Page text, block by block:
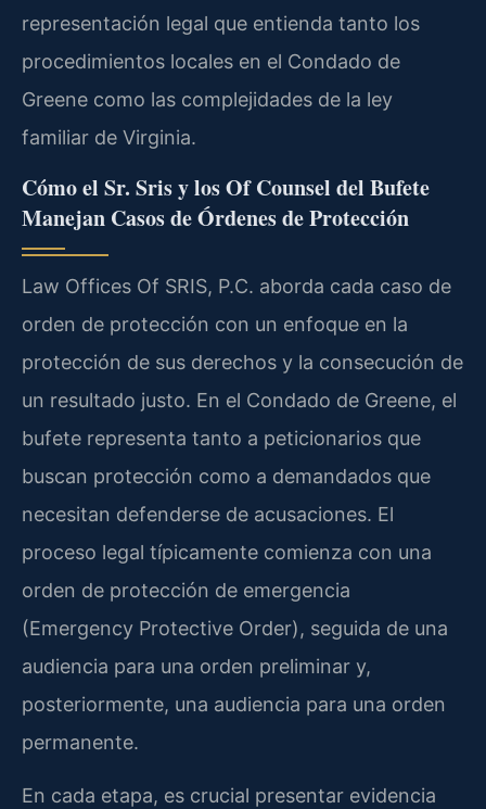
representación legal que entienda tanto los
procedimientos locales en el Condado de
Greene como las complejidades de la ley
familiar de Virginia.
Cómo el Sr. Sris y los Of Counsel del Bufete
Manejan Casos de Órdenes de Protección
Law Offices Of SRIS, P.C. aborda cada caso de
orden de protección con un enfoque en la
protección de sus derechos y la consecución de
un resultado justo. En el Condado de Greene, el
bufete representa tanto a peticionarios que
buscan protección como a demandados que
necesitan defenderse de acusaciones. El
proceso legal típicamente comienza con una
orden de protección de emergencia
(Emergency Protective Order), seguida de una
audiencia para una orden preliminar y,
posteriormente, una audiencia para una orden
permanente.
En cada etapa, es crucial presentar evidencia